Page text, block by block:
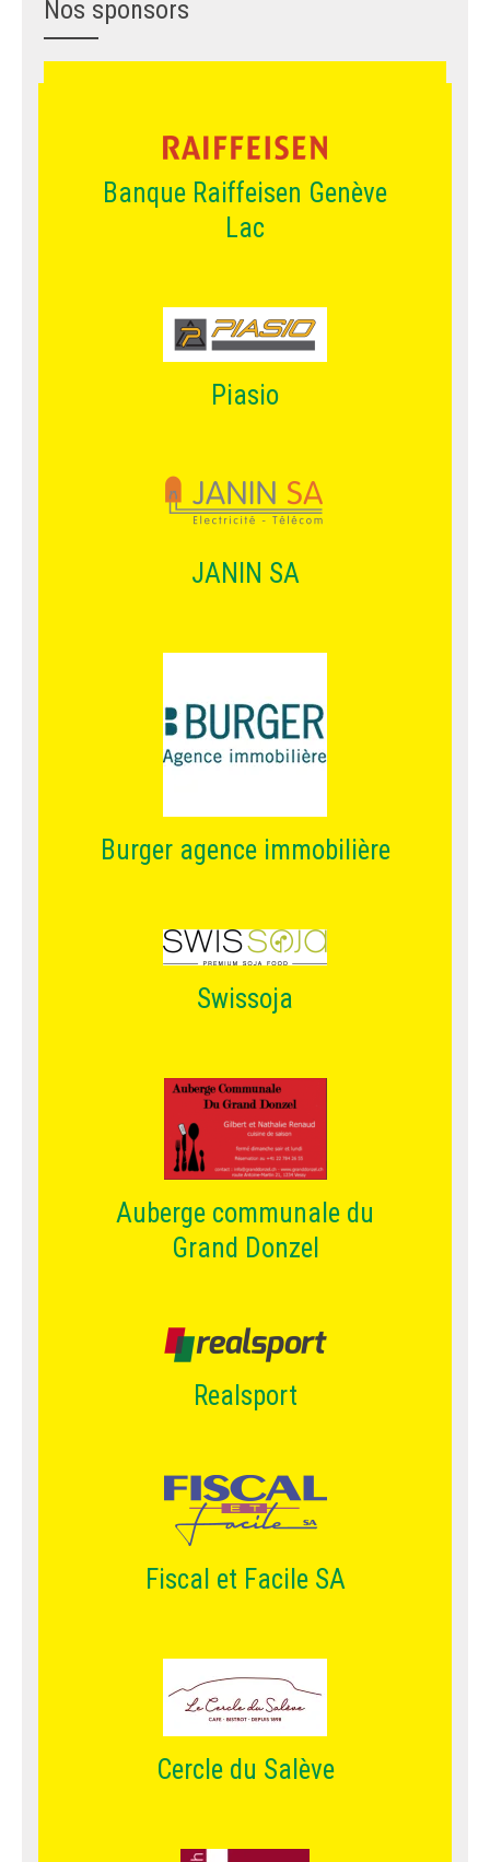
Nos sponsors
Banque Raiffeisen Genève
Lac
Piasio
JANIN SA
Burger agence immobilière
Swissoja
Auberge communale du
Grand Donzel
Realsport
Fiscal et Facile SA
Cercle du Salève